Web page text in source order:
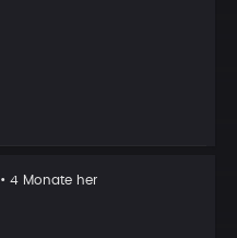
• 4 Monate her